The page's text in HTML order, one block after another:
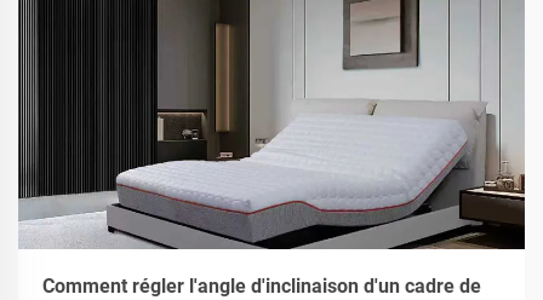
Comment régler l'angle d'inclinaison d'un cadre de